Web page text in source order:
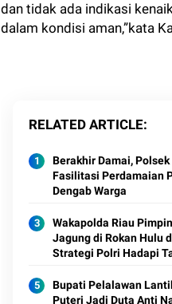
dan tidak ada indikasi
dalam kondisi aman,”kata
RELATED ARTICLE
Berakhir Damai,
Fasilitasi Perdamaian
Dengab Warga
Wakapolda Riau
Jagung di Rokan Hulu
Strategi Polri Hadapi
Bupati Pelalawan
Puteri Jadi Duta Anti